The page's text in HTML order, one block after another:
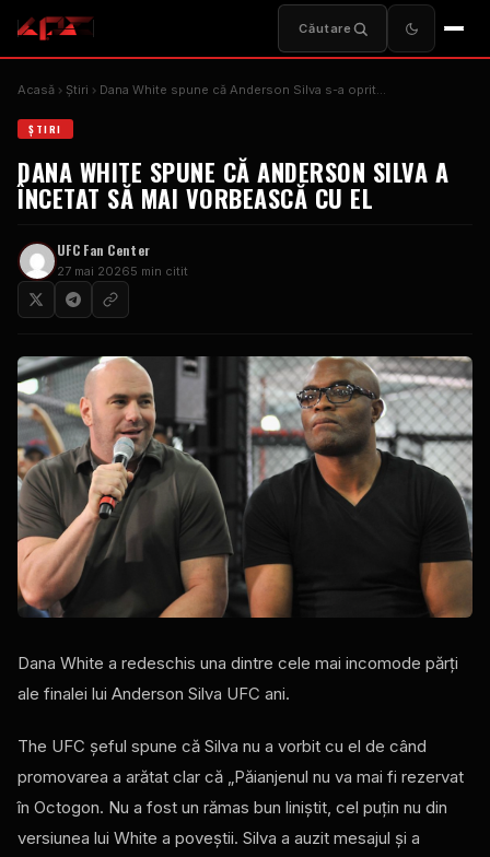
Căutare
Acasă Știri Dana White spune că Anderson Silva s-a oprit...
ȘTIRI
DANA WHITE SPUNE CĂ ANDERSON SILVA A
ÎNCETAT SĂ MAI VORBEASCĂ CU EL
UFCFan Center
27 mai 20265 min citit
Dana White a redeschis una dintre cele mai incomode părți
ale finalei lui Anderson Silva UFC ani.
The UFC șeful spune că Silva nu a vorbit cu el de când
promovarea a arătat clar că „Păianjenul nu va mai fi rezervat
în Octogon. Nu a fost un rămas bun liniștit, cel puțin nu din
versiunea lui White a poveștii. Silva a auzit mesajul și a